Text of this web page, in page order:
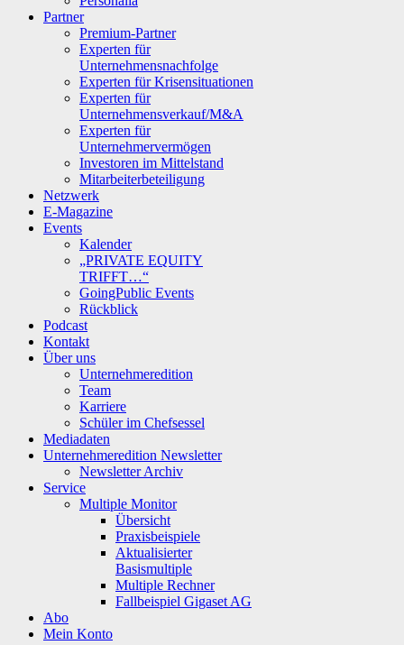
Partner
Premium-Partner
Experten für
Unternehmensnachfolge
Experten für Krisensituationen
Experten für
Unternehmensverkauf/M&A
Experten für
Unternehmervermögen
Investoren im Mittelstand
Mitarbeiterbeteiligung
Netzwerk
E-Magazine
Events
Kalender
„PRIVATE EQUITY
TRIFFT…“
GoingPublic Events
Rückblick
Podcast
Kontakt
Über uns
Unternehmeredition
Team
Karriere
Schüler im Chefsessel
Mediadaten
Unternehmeredition Newsletter
Newsletter Archiv
Service
Multiple Monitor
Übersicht
Praxisbeispiele
Aktualisierter
Basismultiple
Multiple Rechner
Fallbeispiel Gigaset AG
Abo
Mein Konto